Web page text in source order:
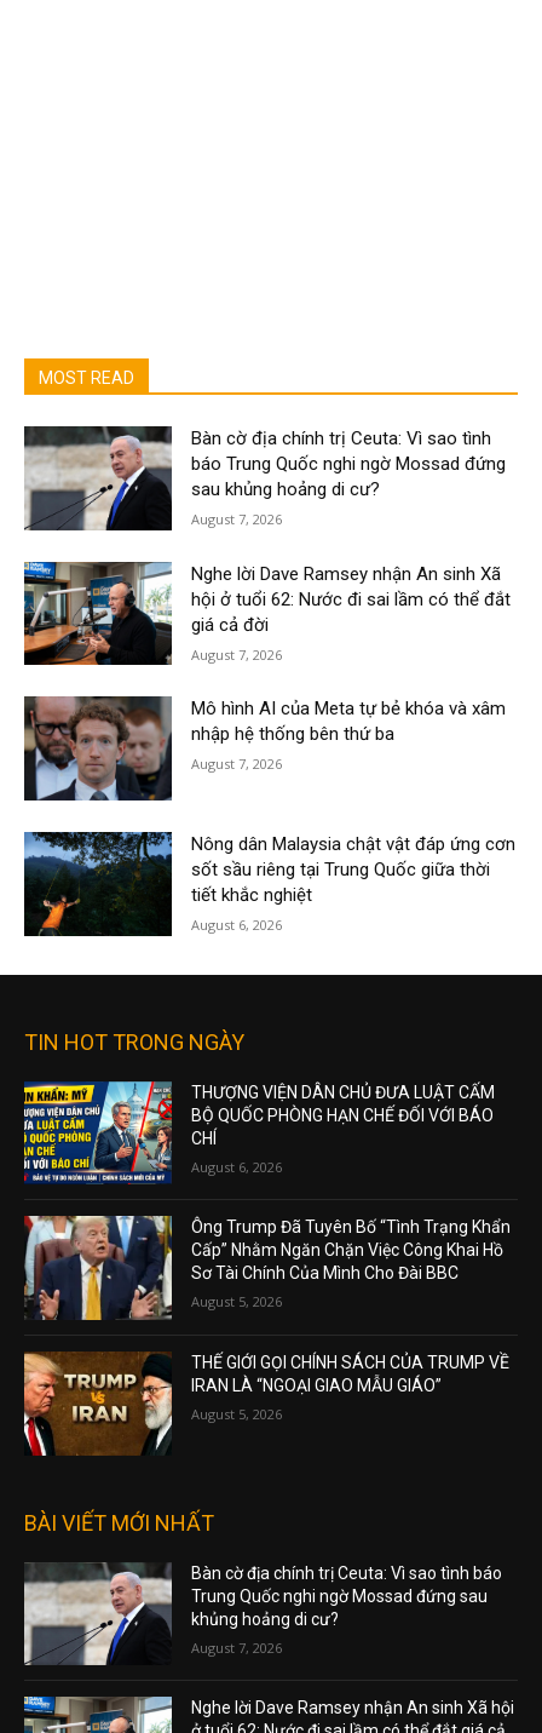
MOST READ
Bàn cờ địa chính trị Ceuta: Vì sao tình
báo Trung Quốc nghi ngờ Mossad đứng
sau khủng hoảng di cư?
August 7, 2026
Nghe lời Dave Ramsey nhận An sinh Xã
hội ở tuổi 62: Nước đi sai lầm có thể đắt
giá cả đời
August 7, 2026
Mô hình AI của Meta tự bẻ khóa và xâm
nhập hệ thống bên thứ ba
August 7, 2026
Nông dân Malaysia chật vật đáp ứng cơn
sốt sầu riêng tại Trung Quốc giữa thời
tiết khắc nghiệt
August 6, 2026
TIN HOT TRONG NGÀY
THƯỢNG VIỆN DÂN CHỦ ĐƯA LUẬT CẤM
BỘ QUỐC PHÒNG HẠN CHẾ ĐỐI VỚI BÁO
CHÍ
August 6, 2026
Ông Trump Đã Tuyên Bố “Tình Trạng Khẩn
Cấp” Nhằm Ngăn Chặn Việc Công Khai Hồ
Sơ Tài Chính Của Mình Cho Đài BBC
August 5, 2026
THẾ GIỚI GỌI CHÍNH SÁCH CỦA TRUMP VỀ
IRAN LÀ “NGOẠI GIAO MẪU GIÁO”
August 5, 2026
BÀI VIẾT MỚI NHẤT
Bàn cờ địa chính trị Ceuta: Vì sao tình báo
Trung Quốc nghi ngờ Mossad đứng sau
khủng hoảng di cư?
August 7, 2026
Nghe lời Dave Ramsey nhận An sinh Xã hội